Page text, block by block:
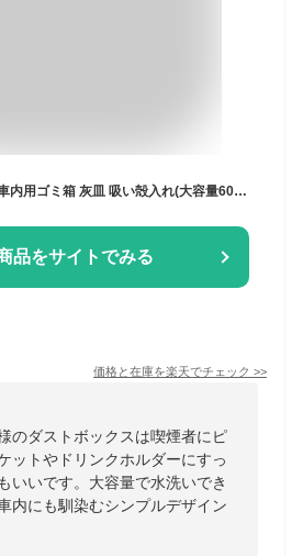
IQOS用ダストボックス 車内用ゴミ箱 灰皿 吸い殻入れ(大容量60本) アイコス イルマプライム イルマワン IQOS3/MULTI/DUO ILUMA ILUMA PRIME/ILUMA ONE 自宅・デスク用 シリコン製 ドリンクホルダーやドアポケットにすっぽり収まる 水洗いOK 清潔 蓋つき
品をサイトでみる
価格と在庫を楽天でチェック >>
のダストボックスは喫煙者にピ
ットやドリンクホルダーにすっ
いいです。大容量で水洗いでき
内にも馴染むシンプルデザイン